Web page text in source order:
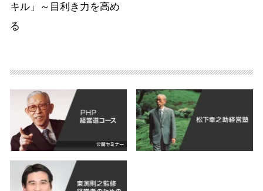
キル」～目利き力を高め
る